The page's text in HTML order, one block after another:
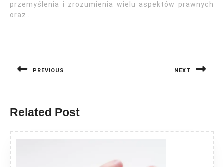
przemyślenia i zrozumienia wielu aspektów prawnych
oraz…
PREVIOUS NEXT
Related Post